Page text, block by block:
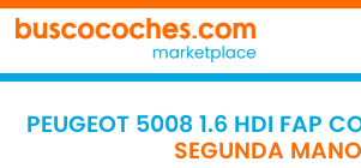
PEUGEOT 5008 1.6 HDI FAP
SEGUNDA MANO